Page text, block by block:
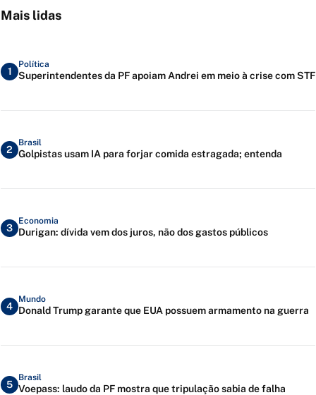
Mais lidas
1
Política
Superintendentes da PF apoiam Andrei em meio à crise com STF
2
Brasil
Golpistas usam IA para forjar comida estragada; entenda
3
Economia
Durigan: dívida vem dos juros, não dos gastos públicos
4
Mundo
Donald Trump garante que EUA possuem armamento na guerra
5
Brasil
Voepass: laudo da PF mostra que tripulação sabia de falha